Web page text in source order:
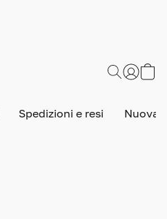
Spedizioni e resi Nuova